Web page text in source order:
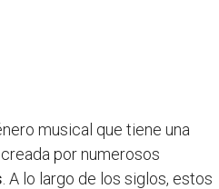
musical que tiene una
por numerosos
. A lo largo de los siglos, estos